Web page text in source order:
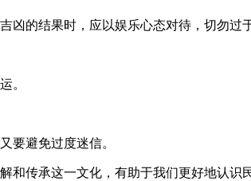
的结果时，应以娱乐心态对待，切勿过
。
要避免过度迷信。
传承这一文化，有助于我们更好地认